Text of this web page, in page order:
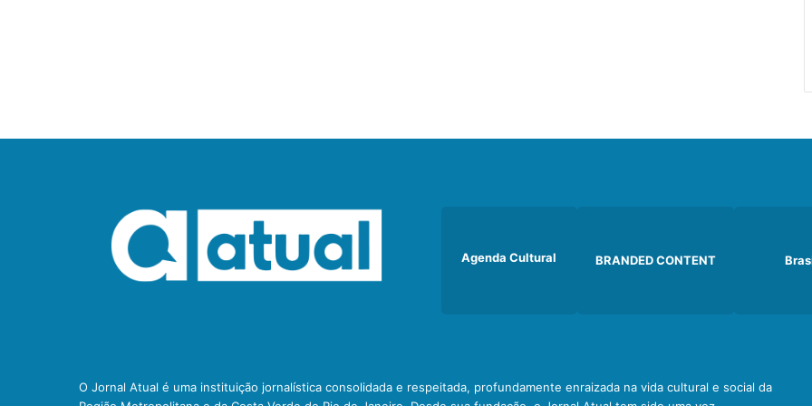
Agenda Cultural BRANDED CONTENT
O Jornal Atual é uma instituição jornalística consolidada e respeitada, profundamente enraizada na vida cultural e social da